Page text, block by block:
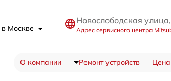
в Москве
Новослободская
Адрес сервисного центра
О компании Ремонт устройств